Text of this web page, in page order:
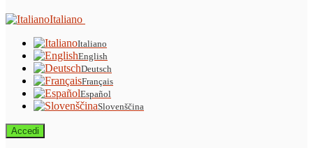
Italiano
Italiano
English
Deutsch
Français
Español
Slovenščina
Accedi